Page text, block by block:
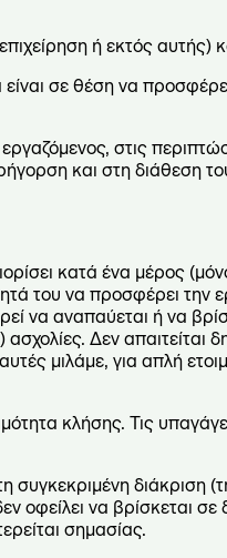
ή εκτός αυτής)
σε θέση να
στις
και στη διάθεση
κατά ένα μέρος
του να προσφέρει την
να αναπαύεται ή να
Δεν απαιτείται
μιλάμε, για απλή
κλήσης. Τις
διάκριση
οφείλει να βρίσκεται
σημασίας.